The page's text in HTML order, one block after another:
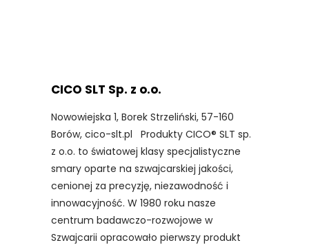
CICO SLT Sp. z o.o.
Nowowiejska 1, Borek Strzeliński, 57-160
Borów, cico-slt.pl Produkty CICO® SLT sp.
z o.o. to światowej klasy specjalistyczne
smary oparte na szwajcarskiej jakości,
cenionej za precyzję, niezawodność i
innowacyjność. W 1980 roku nasze
centrum badawczo-rozwojowe w
Szwajcarii opracowało pierwszy produkt